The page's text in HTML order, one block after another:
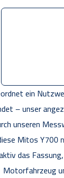
ein
– unser
unseren
Mitos Y700
das
Motorfahrzeug